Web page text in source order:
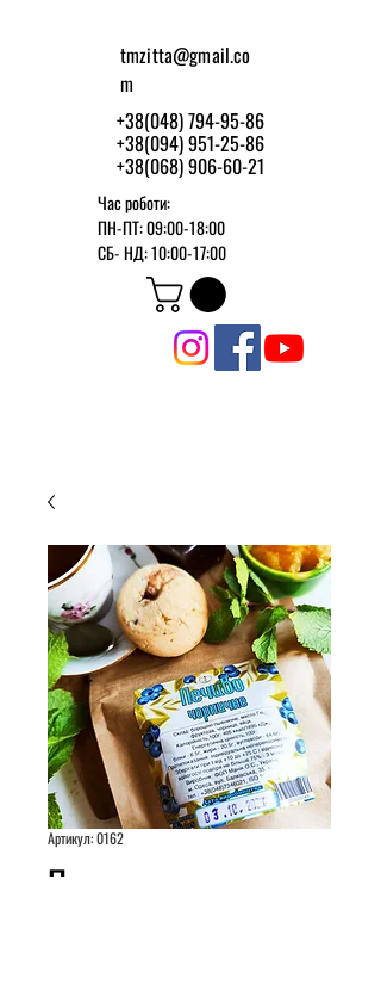
tmzitta@gmail.co
m
+38(048) 794-95-86
+38(094) 951-25-86
+38(068) 906-60-21
Час роботи:
ПН-ПТ: 09:00-18:00
СБ-НД: 10:00-17:00
Артикул: 0162
Печенье черничное,